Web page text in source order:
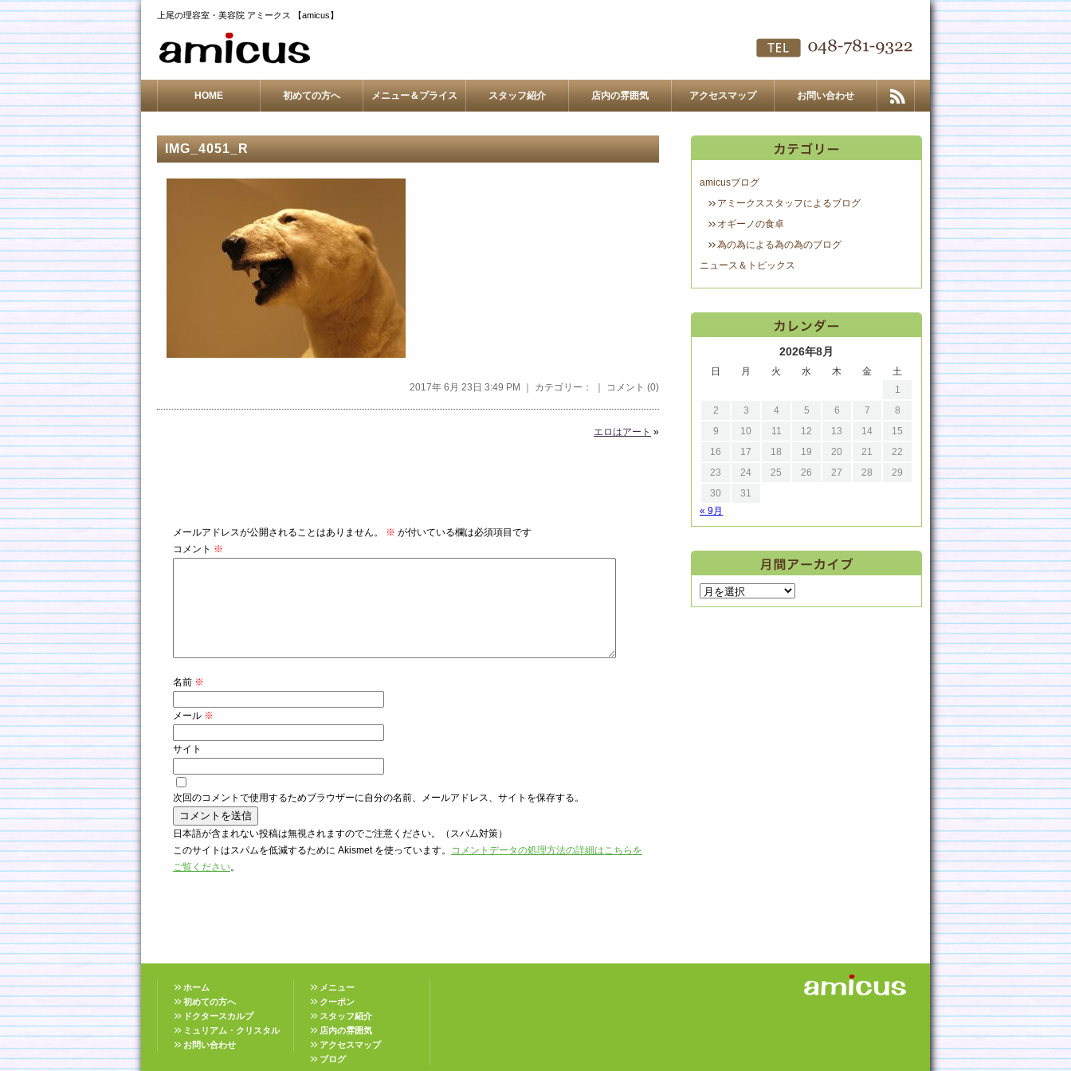
上尾の理容室・美容院 アミークス 【amicus】
HOME 初めての方へ メニュー＆プライス スタッフ紹介 店内の雰囲気 アクセスマップ お問い合わせ
IMG_4051_R
2017年 6月 23日 3:49 PM ｜ カテゴリー： ｜ コメント (0)
エロはアート »
メールアドレスが公開されることはありません。 ※ が付いている欄は必須項目です
コメント ※
名前 ※
メール ※
サイト
次回のコメントで使用するためブラウザーに自分の名前、メールアドレス、サイトを保存する。
日本語が含まれない投稿は無視されますのでご注意ください。（スパム対策）
このサイトはスパムを低減するために Akismet を使っています。 コメントデータの処理方法の詳細はこちらを
ご覧ください。
amicusブログ
アミークススタッフによるブログ
オギーノの食卓
為の為による為の為のブログ
ニュース＆トピックス
2026年8月
日 月 火 水 木 金
土
1
2
3 4 5 6 7
8
9
10 11 12 13 14
15
16
17 18 19 20 21
22
23
24 25 26 27 28
29
30
31
« 9月
ホーム
初めての方へ
ドクタースカルプ
ミュリアム・クリスタル
お問い合わせ
メニュー
クーポン
スタッフ紹介
店内の雰囲気
アクセスマップ
ブログ